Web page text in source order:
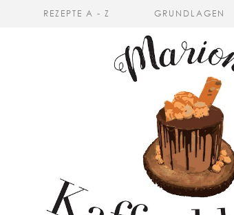
REZEPTE A - Z GRUNDLAGEN